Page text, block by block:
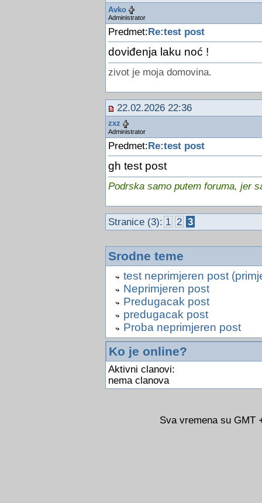
Avko
Administrator
Predmet: Re:test post
doviđenja laku noć !
zivot je moja domovina.
22.02.2026 22:36
zxz
Administrator
Predmet:Re:test post
gh test post
Podrska samo putem foruma, jer
Stranice (3): 1 2 3
Srodne teme
test neprimjeren post
Neprimjeren post
Predugacak post
predugacak post
Proba neprimjeren post
Ko je online?
Aktivni clanovi:
nema clanova
Sva vremena su GMT